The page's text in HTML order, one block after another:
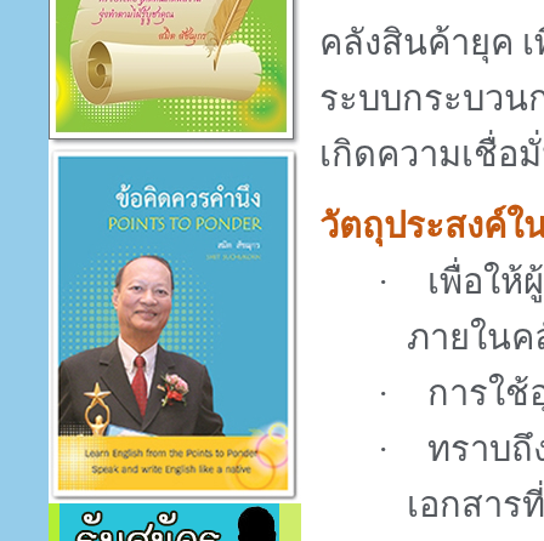
คลังสินค้ายุค
ระบบกระบวน
เกิดความเชื่อ
วัตถุประสงค์ใ
·
เพื่อให้
ภายใน
· การใช้
·
ทราบ
เอกสาร